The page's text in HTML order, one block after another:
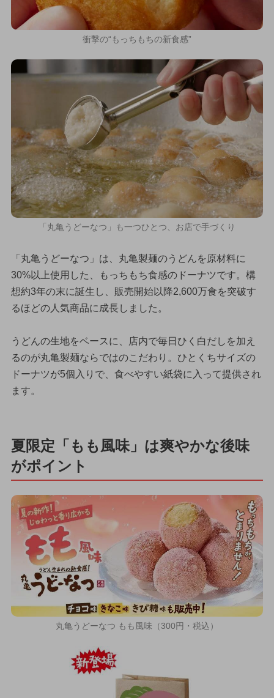
衝撃の“もっちもちの新食感”
「丸亀うどーなつ」も一つひとつ、お店で手づくり
「丸亀うどーなつ」は、丸亀製麺のうどんを原材料に
30%以上使用した、もっちもち食感のドーナツです。構
想約3年の末に誕生し、販売開始以降2,600万食を突破す
るほどの人気商品に成長しました。
うどんの生地をベースに、店内で毎日ひく白だしを加え
るのが丸亀製麺ならではのこだわり。ひとくちサイズの
ドーナツが5個入りで、食べやすい紙袋に入って提供され
ます。
夏限定「もも風味」は爽やかな後味
がポイント
丸亀うどーなつ もも風味（300円・税込）